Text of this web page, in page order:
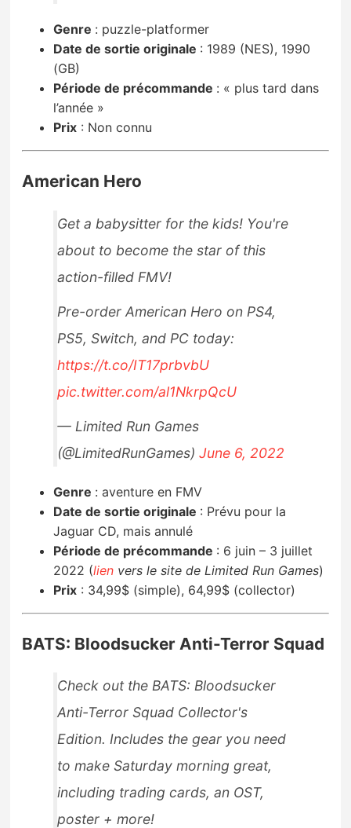
Genre : puzzle-platformer
Date de sortie originale : 1989 (NES), 1990
(GB)
Période de précommande : « plus tard dans
l’année »
Prix : Non connu
American Hero
Get a babysitter for the kids! You're
about to become the star of this
action-filled FMV!
Pre-order American Hero on PS4,
PS5, Switch, and PC today:
https://t.co/IT17prbvbU
pic.twitter.com/al1NkrpQcU
— Limited Run Games
(@LimitedRunGames)June 6, 2022
Genre : aventure en FMV
Date de sortie originale : Prévu pour la
Jaguar CD, mais annulé
Période de précommande : 6 juin – 3 juillet
2022 (lien vers le site de Limited Run Games)
Prix : 34,99$ (simple), 64,99$ (collector)
BATS: Bloodsucker Anti-Terror Squad
Check out the BATS: Bloodsucker
Anti-Terror Squad Collector's
Edition. Includes the gear you need
to make Saturday morning great,
including trading cards, an OST,
poster + more!